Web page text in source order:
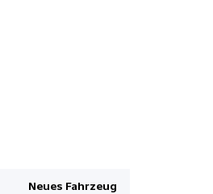
Neues Fahrzeug